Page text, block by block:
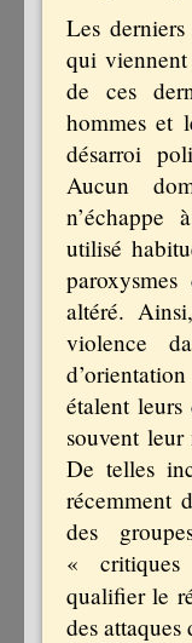
Les
qui
de ces
hommes et
désarroi
Aucun
n’échappe
utilisé
altéré.
violence
étalent leurs
souvent
De telles
récemment
des
«
qualifier le
des